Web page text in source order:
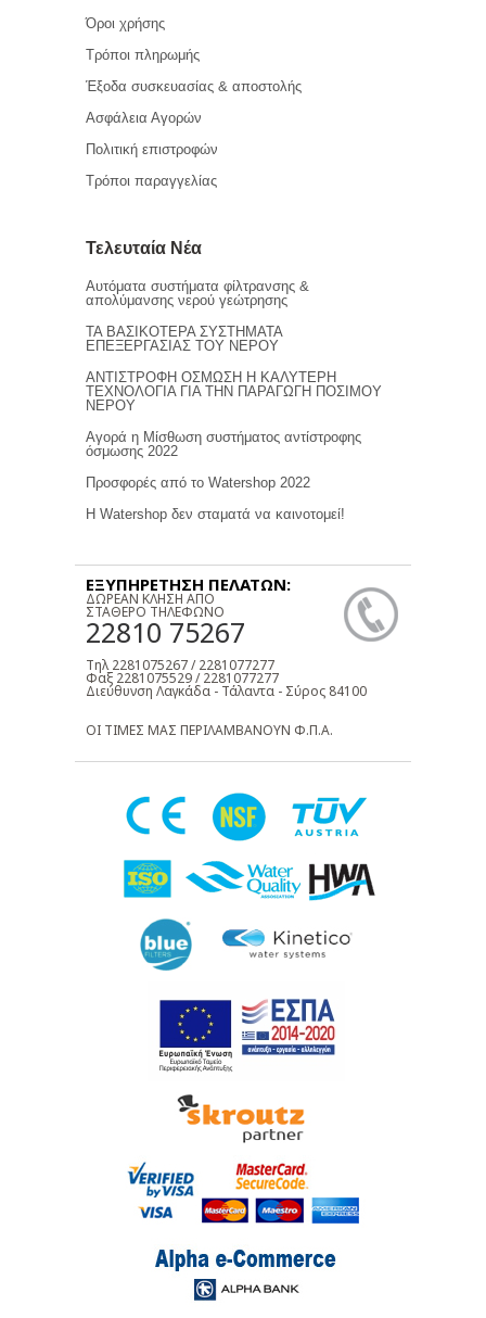
Όροι χρήσης
Τρόποι πληρωμής
Έξοδα συσκευασίας & αποστολής
Ασφάλεια Αγορών
Πολιτική επιστροφών
Τρόποι παραγγελίας
Τελευταία Νέα
Αυτόματα συστήματα φίλτρανσης &
απολύμανσης νερού γεώτρησης
ΤΑ ΒΑΣΙΚΟΤΕΡΑ ΣΥΣΤΗΜΑΤΑ
ΕΠΕΞΕΡΓΑΣΙΑΣ ΤΟΥ ΝΕΡΟΥ
ΑΝΤΙΣΤΡΟΦΗ ΟΣΜΩΣΗ Η ΚΑΛΥΤΕΡΗ
ΤΕΧΝΟΛΟΓΙΑ ΓΙΑ ΤΗΝ ΠΑΡΑΓΩΓΗ ΠΟΣΙΜΟΥ
ΝΕΡΟΥ
Αγορά η Μίσθωση συστήματος αντίστροφης
όσμωσης 2022
Προσφορές από το Watershop 2022
Η Watershop δεν σταματά να καινοτομεί!
ΕΞΥΠΗΡΕΤΗΣΗ ΠΕΛΑΤΩΝ:
ΔΩΡΕΑΝ ΚΛΗΣΗ ΑΠΟ
ΣΤΑΘΕΡΟ ΤΗΛΕΦΩΝΟ
22810 75267
Τηλ 2281075267 / 2281077277
Φαξ 2281075529 / 2281077277
Διεύθυνση Λαγκάδα - Τάλαντα - Σύρος 84100
ΟΙ ΤΙΜΕΣ ΜΑΣ ΠΕΡΙΛΑΜΒΑΝΟΥΝ Φ.Π.Α.